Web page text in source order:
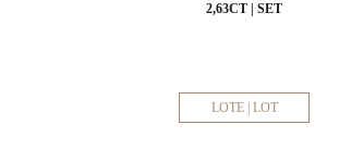
2,63CT | SET
LOTE | LOT